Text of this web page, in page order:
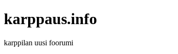
karppaus.info
karppilan uusi foorumi